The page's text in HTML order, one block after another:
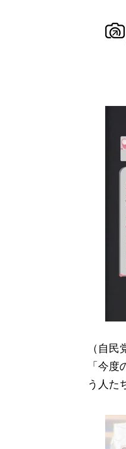
（自
「今
う人た